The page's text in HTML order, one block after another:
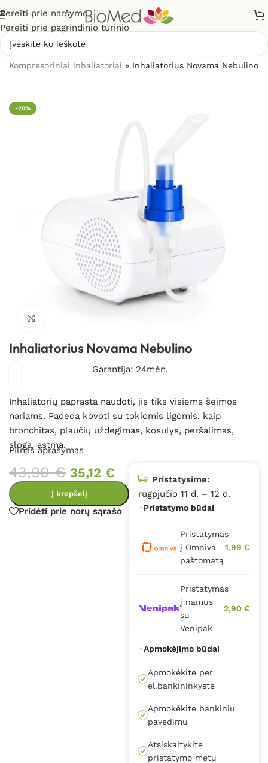
Pereiti prie naršymo
Pereiti prie pagrindinio turinio
Kompresoriniai inhaliatoriai » Inhaliatorius Novama Nebulino
-20%
Inhaliatorius Novama Nebulino
Garantija: 24mėn.
Inhaliatorių paprasta naudoti, jis tiks visiems šeimos
nariams. Padeda kovoti su tokiomis ligomis, kaip
bronchitas, plaučių uždegimas, kosulys, peršalimas,
sloga, astma.
Pilnas aprašymas
43,90€ 35,12 €
Į krepšelį
Pridėti prie norų sąrašo
Pristatysime:
rugpjūčio 11 d. – 12 d.
Pristatymo būdai
Pristatymas
į Omniva
paštomatą
1,99 €
Pristatymas
į namus
su
Venipak
2,90 €
Apmokėjimo būdai
Apmokėkite per
el.bankininkystę
Apmokėkite bankiniu
pavedimu
Atsiskaitykite
pristatymo metu